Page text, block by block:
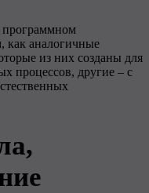
программном
как аналогичные
из них созданы для
процессов, другие – с